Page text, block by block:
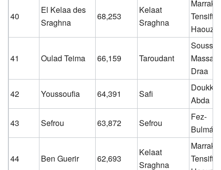
40
El Kelaa des
Sraghna
68,253
Kelaat
Sraghna
Tensift-
Haouz
41 Oulad Teima 66,159 Taroudant
Souss-
Massa-
Draa
42
Youssoufia 64,391 Safi
Abda
43
Sefrou 63,872 Sefrou
Fez-
Bulmán
44 Ben Guerir 62,693
Kelaat
Sraghna
Tensift-